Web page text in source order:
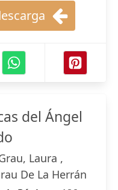
del Ángel
Laura ,
De La Herrán